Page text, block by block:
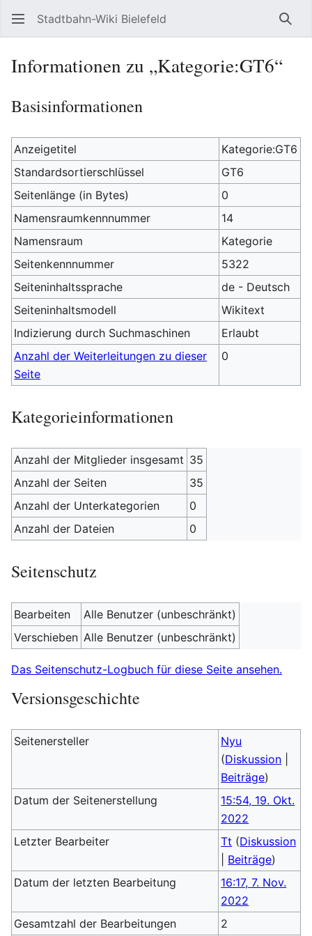
Stadtbahn-Wiki Bielefeld
Informationen zu „Kategorie:GT6“
Basisinformationen
Anzeigetitel
Kategorie:GT6
Standardsortierschlüssel
GT6
Seitenlänge (in Bytes)
0
Namensraumkennnummer
14
Namensraum
Kategorie
Seitenkennnummer
5322
Seiteninhaltssprache
de - Deutsch
Seiteninhaltsmodell
Wikitext
Indizierung durch Suchmaschinen
Erlaubt
Anzahl der Weiterleitungen zu dieser
Seite
0
Kategorieinformationen
Anzahl der Mitglieder insgesamt 35
Anzahl der Seiten
35
Anzahl der Unterkategorien
0
Anzahl der Dateien
0
Seitenschutz
Bearbeiten
Alle Benutzer (unbeschränkt)
Verschieben Alle Benutzer (unbeschränkt)
Das Seitenschutz-Logbuch für diese Seite ansehen.
Versionsgeschichte
Seitenersteller
Nyu
(Diskussion
Beiträge)
Datum der Seitenerstellung
15:54, 19. Okt.
2022
Letzter Bearbeiter
Tt (Diskussion
Beiträge)
Datum der letzten Bearbeitung
16:17, 7. Nov.
2022
Gesamtzahl der Bearbeitungen
2